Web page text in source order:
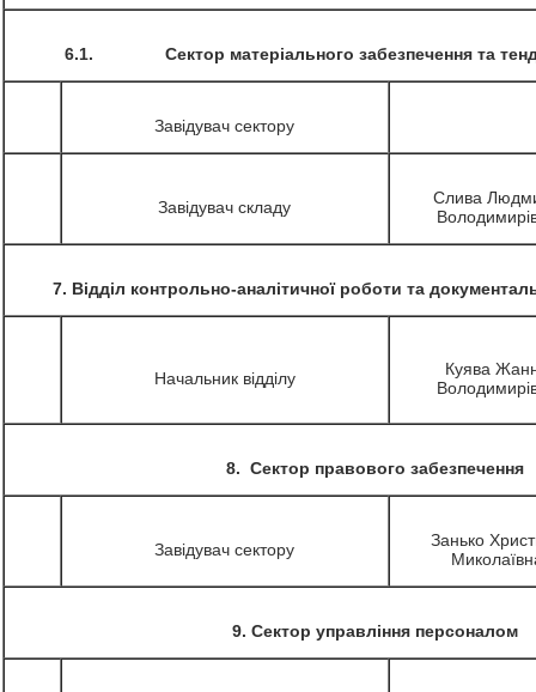
6.1. Сектор матеріального забезпечення та
Завідувач сектору
Завідувач складу
Слива
7. Відділ контрольно-аналітичної роботи та
Начальник відділу
Куява
8. Сектор правового забезпечення
Завідувач сектору
Занько
9. Сектор управління персоналом